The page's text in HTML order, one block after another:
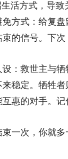
活方式，导
方式：给复
的信号。下次
：救世主与
稳定。牺牲
惠的对手。
一次，你就